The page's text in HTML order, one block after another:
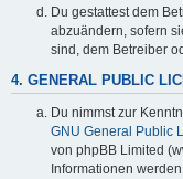
Du gestattest dem
abzuändern, sofern
sind, dem Betreiber
4. GENERAL PUBLIC
Du nimmst zur
GNU General Public
von phpBB Limited
Informationen